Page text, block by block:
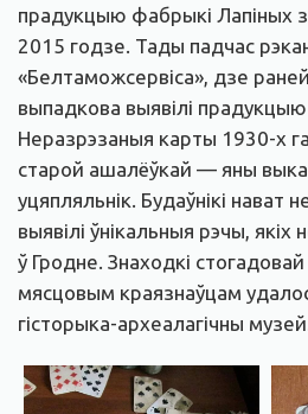
прадукцыю фабрыкі Лапіных
2015 годзе. Тады падчас
«Белтаможсервіса», дзе
выпадкова выявілі прадукцыю
Неразрэзаныя карты 1930-х
старой ашалёўкай — яны
уцяпляльнік. Будаўнікі нават
выявілі ўнікальныя рэчы, якіх
ў Гродне. Знаходкі
мясцовым краязнаўцам
гісторыка-археалагічны музей.